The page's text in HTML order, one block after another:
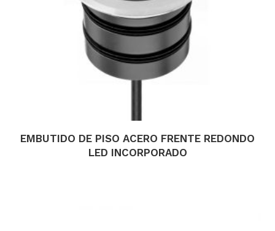
EMBUTIDO DE PISO ACERO FRENTE REDONDO
LED INCORPORADO